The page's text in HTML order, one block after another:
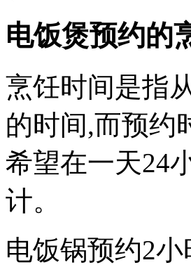
电饭煲预约的
烹饪时间是指
的时间,而预约
希望在一天24
计。
电饭锅预约2